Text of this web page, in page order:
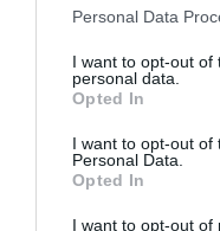
Please note that this
not limited to your visit
grant or deny consent
use your data for below
consent section.
Personal Data
I want to opt-out of
personal data.
Opted In
I want to opt-out of
Personal Data.
Opted In
I want to opt-out of
Εορτολόγιο: Ποιοι
σήμερα, Σάββατο 8
Ευρώπη: Οι αντίπαλοι
ΠΑΟΚ στα
προκριματικά